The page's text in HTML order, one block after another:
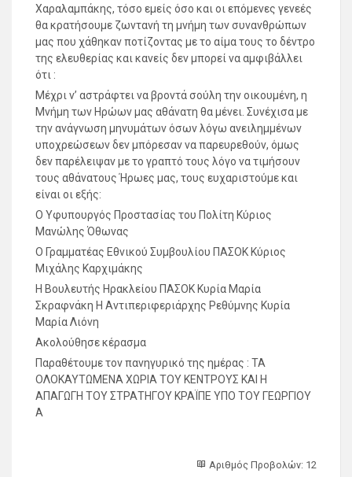
Χαραλαμπάκης, τόσο εμείς όσο και οι επόμενες γενεές
θα κρατήσουμε ζωντανή τη μνήμη των συνανθρώπων
μας που χάθηκαν ποτίζοντας με το αίμα τους το δέντρο
της ελευθερίας και κανείς δεν μπορεί να αμφιβάλλει
ότι :
Μέχρι ν’ αστράφτει να βροντά σούλη την οικουμένη, η
Μνήμη των Ηρώων μας αθάνατη θα μένει. Συνέχισα με
την ανάγνωση μηνυμάτων όσων λόγω ανειλημμένων
υποχρεώσεων δεν μπόρεσαν να παρευρεθούν, όμως
δεν παρέλειψαν με το γραπτό τους λόγο να τιμήσουν
τους αθάνατους Ήρωες μας, τους ευχαριστούμε και
είναι οι εξής:
Ο Υφυπουργός Προστασίας του Πολίτη Κύριος
Μανώλης Όθωνας
Ο Γραμματέας Εθνικού Συμβουλίου ΠΑΣΟΚ Κύριος
Μιχάλης Καρχιμάκης
Η Βουλευτής Ηρακλείου ΠΑΣΟΚ Κυρία Μαρία
Σκραφνάκη Η Αντιπεριφεριάρχης Ρεθύμνης Κυρία
Μαρία Λιόνη
Ακολούθησε κέρασμα
Παραθέτουμε τον πανηγυρικό της ημέρας : ΤΑ
ΟΛΟΚΑΥΤΩΜΕΝΑ ΧΩΡΙΑ ΤΟΥ ΚΕΝΤΡΟΥΣ ΚΑΙ Η
ΑΠΑΓΩΓΗ ΤΟΥ ΣΤΡΑΤΗΓΟΥ ΚΡΑΪΠΕ ΥΠΟ ΤΟΥ ΓΕΩΡΓΙΟΥ
Α
Αριθμός Προβολών: 12